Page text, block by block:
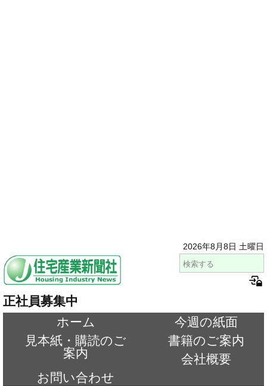
2026年8月8日 土曜日
正社員募集中
ホーム
今週の紙面
見本紙・購読のご
案内
書籍のご案内
会社概要
お問い合わせ